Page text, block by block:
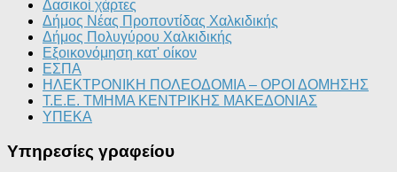
Δασικοί χάρτες
Δήμος Νέας Προποντίδας Χαλκιδικής
Δήμος Πολυγύρου Χαλκιδικής
Εξοικονόμηση κατ' οίκον
ΕΣΠΑ
ΗΛΕΚΤΡΟΝΙΚΗ ΠΟΛΕΟΔΟΜΙΑ – ΟΡΟΙ ΔΟΜΗΣΗΣ
Τ.Ε.Ε. ΤΜΗΜΑ ΚΕΝΤΡΙΚΗΣ ΜΑΚΕΔΟΝΙΑΣ
ΥΠΕΚΑ
Υπηρεσίες γραφείου